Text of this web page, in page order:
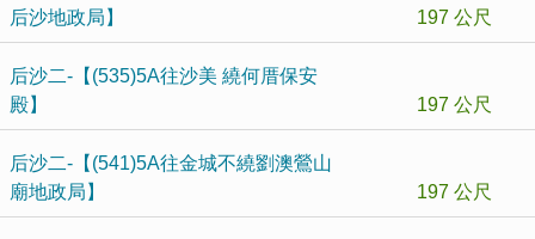
后沙地政局】
197 公尺
后沙二-【(535)5A往沙美 繞何厝保安
殿】
197 公尺
后沙二-【(541)5A往金城不繞劉澳鶯山
廟地政局】
197 公尺